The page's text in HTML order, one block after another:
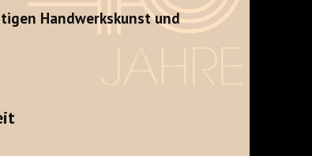
Handwerkskunst und